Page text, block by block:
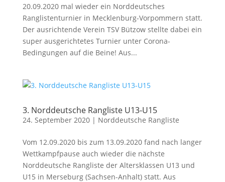
20.09.2020 mal wieder ein Norddeutsches
Ranglistenturnier in Mecklenburg-Vorpommern statt.
Der ausrichtende Verein TSV Bützow stellte dabei ein
super ausgerichtetes Turnier unter Corona-
Bedingungen auf die Beine! Aus...
3. Norddeutsche Rangliste U13-U15
24. September 2020| Norddeutsche Rangliste
Vom 12.09.2020 bis zum 13.09.2020 fand nach langer
Wettkampfpause auch wieder die nächste
Norddeutsche Rangliste der Altersklassen U13 und
U15 in Merseburg (Sachsen-Anhalt) statt. Aus